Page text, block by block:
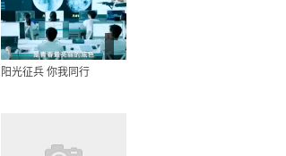
阳光征兵 你我同行